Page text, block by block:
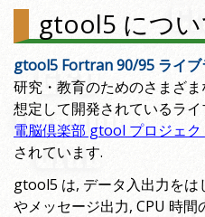
gtool5 につい
gtool5 Fortran 90/95 ライブ
研究・教育のためのさまざ
想定して開発されているラ
電脳倶楽部 gtool プロジェク
されています.
gtool5 は, データ入出力をは
やメッセージ出力, CPU 時